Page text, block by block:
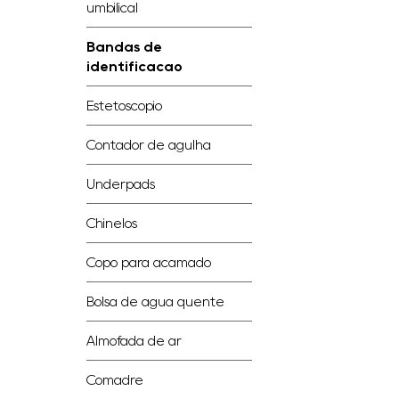
umbilical
Bandas de
identificação
Estetoscópio
Contador de agulha
Underpads
Chinelos
Copo para acamado
Bolsa de água quente
Almofada de ar
Comadre